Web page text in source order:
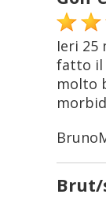
Ieri 25
fatto il
molto